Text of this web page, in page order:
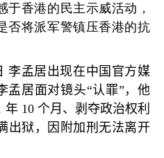
于香港的民主示威活动，
否将派军警镇压香港的抗
李孟居出现在中国官方媒
孟居面对镜头“认罪” ，他
年10 个月、剥夺政治权利
出狱，因附加刑无法离开